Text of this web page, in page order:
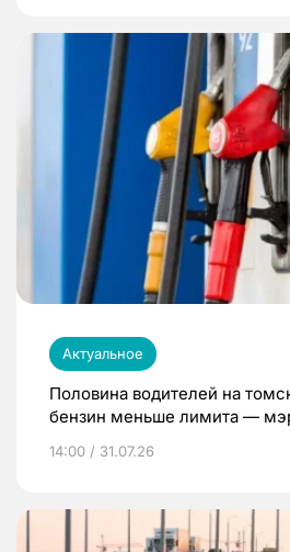
Актуальное
Половина водителей на
бензин меньше лимита —
14:00 / 31.07.26